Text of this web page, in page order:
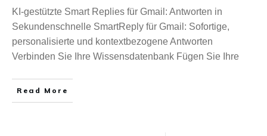
KI-gestützte Smart Replies für Gmail: Antworten in
Sekundenschnelle SmartReply für Gmail: Sofortige,
personalisierte und kontextbezogene Antworten
Verbinden Sie Ihre Wissensdatenbank ​Fügen Sie Ihre
Read More